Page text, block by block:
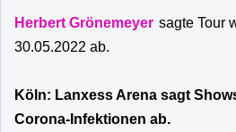
Herbert Grönemeyer sagte Tour
30.05.2022 ab.
Köln: Lanxess Arena sagt
Corona-Infektionen ab.